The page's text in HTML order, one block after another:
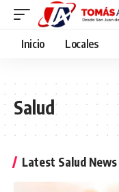
Inicio Locales
Salud
Latest Salud News